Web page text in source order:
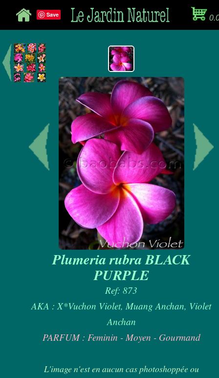
Save
Plumeria rubra BLACK
PURPLE
Ref: 873
AKA : X*Vuchon Violet, Muang Anchan, Violet
Anchan
PARFUM : Feminin - Moyen - Gourmand
L'image n'est en aucun cas photoshoppée ou